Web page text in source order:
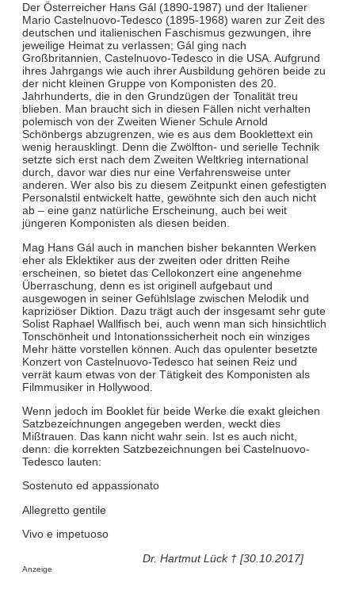
Der Österreicher Hans Gál (1890-1987) und der Italiener
Mario Castelnuovo-Tedesco (1895-1968) waren zur Zeit des
deutschen und italienischen Faschismus gezwungen, ihre
jeweilige Heimat zu verlassen; Gál ging nach
Großbritannien, Castelnuovo-Tedesco in die USA. Aufgrund
ihres Jahrgangs wie auch ihrer Ausbildung gehören beide zu
der nicht kleinen Gruppe von Komponisten des 20.
Jahrhunderts, die in den Grundzügen der Tonalität treu
blieben. Man braucht sich in diesen Fällen nicht verhalten
polemisch von der Zweiten Wiener Schule Arnold
Schönbergs abzugrenzen, wie es aus dem Booklettext ein
wenig herausklingt. Denn die Zwölfton- und serielle Technik
setzte sich erst nach dem Zweiten Weltkrieg international
durch, davor war dies nur eine Verfahrensweise unter
anderen. Wer also bis zu diesem Zeitpunkt einen gefestigten
Personalstil entwickelt hatte, gewöhnte sich den auch nicht
ab – eine ganz natürliche Erscheinung, auch bei weit
jüngeren Komponisten als diesen beiden.
Mag Hans Gál auch in manchen bisher bekannten Werken
eher als Eklektiker aus der zweiten oder dritten Reihe
erscheinen, so bietet das Cellokonzert eine angenehme
Überraschung, denn es ist originell aufgebaut und
ausgewogen in seiner Gefühlslage zwischen Melodik und
kapriziöser Diktion. Dazu trägt auch der insgesamt sehr gute
Solist Raphael Wallfisch bei, auch wenn man sich hinsichtlich
Tonschönheit und Intonationssicherheit noch ein winziges
Mehr hätte vorstellen können. Auch das opulenter besetzte
Konzert von Castelnuovo-Tedesco hat seinen Reiz und
verrät kaum etwas von der Tätigkeit des Komponisten als
Filmmusiker in Hollywood.
Wenn jedoch im Booklet für beide Werke die exakt gleichen
Satzbezeichnungen angegeben werden, weckt dies
Mißtrauen. Das kann nicht wahr sein. Ist es auch nicht,
denn: die korrekten Satzbezeichnungen bei Castelnuovo-
Tedesco lauten:
Sostenuto ed appassionato
Allegretto gentile
Vivo e impetuoso
Dr. Hartmut Lück † [30.10.2017]
Anzeige